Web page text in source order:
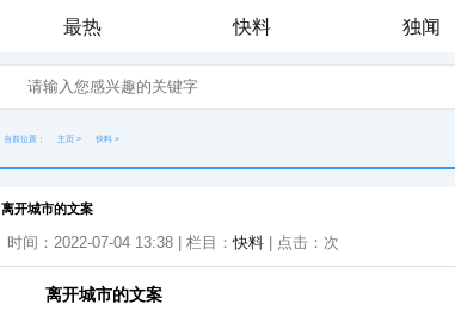
最热
快料 独闻
当前位置： 主页 > 快料 >
离开城市的文案
时间：2022-07-04 13:38 | 栏目：快料 | 点击： 次
离开城市的文案